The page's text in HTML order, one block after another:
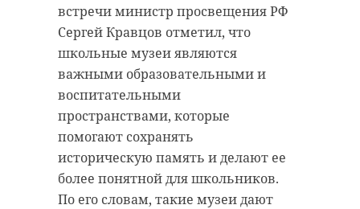
встречи министр просвещения РФ
Сергей Кравцов отметил, что
школьные музеи являются
важными образовательными и
воспитательными
пространствами, которые
помогают сохранять
историческую память и делают ее
более понятной для школьников.
По его словам, такие музеи дают